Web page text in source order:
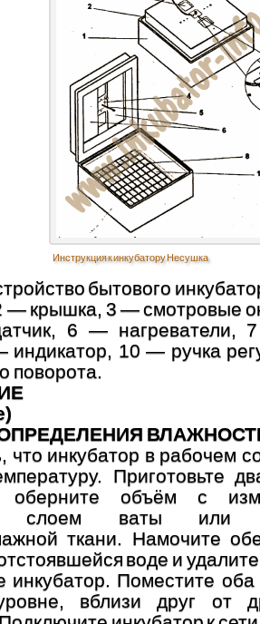
Инструкция к инкубатору Несушка
бытового
— крышка, 3 — смотровые
6 —
10 — ручка
поворота.
что инкубатор в рабочем
Приготовьте
оберните объём с
слоем ваты или
ткани. Намочите
воде и
инкубатор. Поместите
вблизи друг от